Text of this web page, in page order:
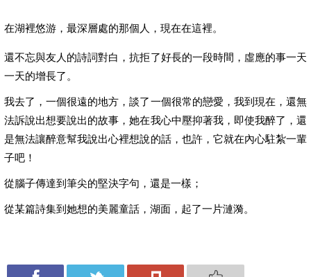
在湖裡悠游，最深層處的那個人，現在在這裡。
還不忘與友人的詩詞對白，抗拒了好長的一段時間，虛應的事一天
一天的增長了。
我去了，一個很遠的地方，談了一個很常的戀愛，我到現在，還無
法訴說出想要說出的故事，她在我心中壓抑著我，即使我醉了，還
是無法讓醉意幫我說出心裡想說的話，也許，它就在內心駐紮一輩
子吧！
從腦子傳達到筆尖的堅決字句，還是一樣；
從某篇詩集到她想的美麗童話，湖面，起了一片漣漪。